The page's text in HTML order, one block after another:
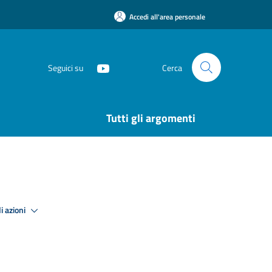
Accedi all'area personale
Seguici su Cerca
Tutti gli argomenti
azioni